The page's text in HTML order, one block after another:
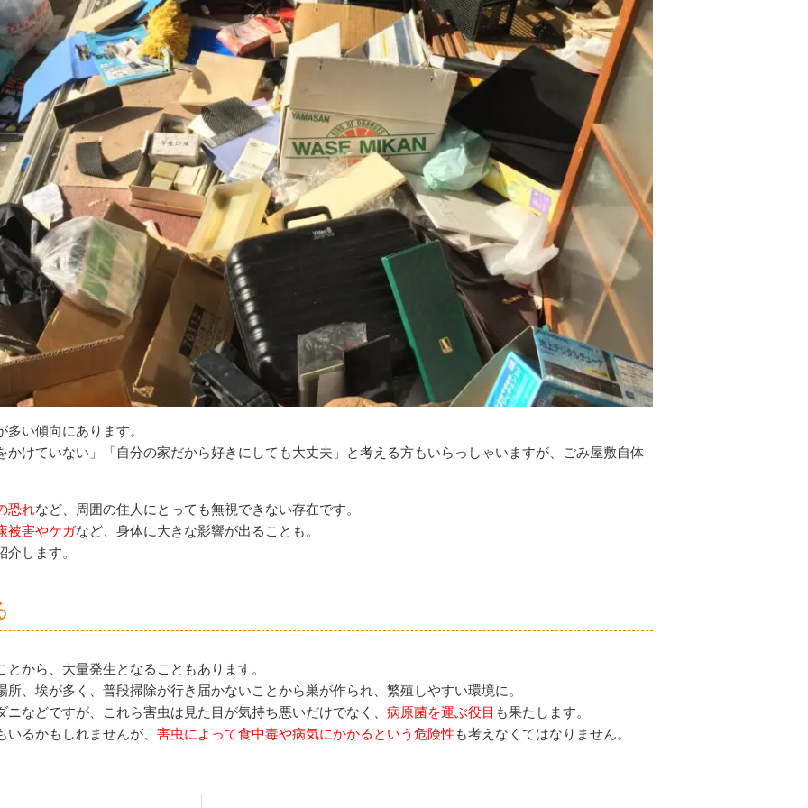
い傾向にあります。
けていない」「自分の家だから好きにしても大丈夫」と考える方もいらっしゃいますが、ごみ屋敷自体
恐れなど、周囲の住人にとっても無視できない存在です。
被害やケガなど、身体に大きな影響が出ることも。
します。
から、大量発生となることもあります。
、埃が多く、普段掃除が行き届かないことから巣が作られ、繁殖しやすい環境に。
などですが、これら害虫は見た目が気持ち悪いだけでなく、 病原菌を運ぶ役目 も果たします。
るかもしれませんが、 害虫によって食中毒や病気にかかるという危険性 も考えなくてはなりません。